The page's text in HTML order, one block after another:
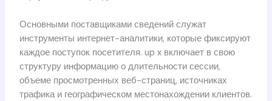
Основными поставщиками сведений служат
инструменты интернет-аналитики, которые фиксируют
каждое поступок посетителя. up x включает в свою
структуру информацию о длительности сессии,
объеме просмотренных веб-страниц, источниках
трафика и географическом местонахождении клиентов.